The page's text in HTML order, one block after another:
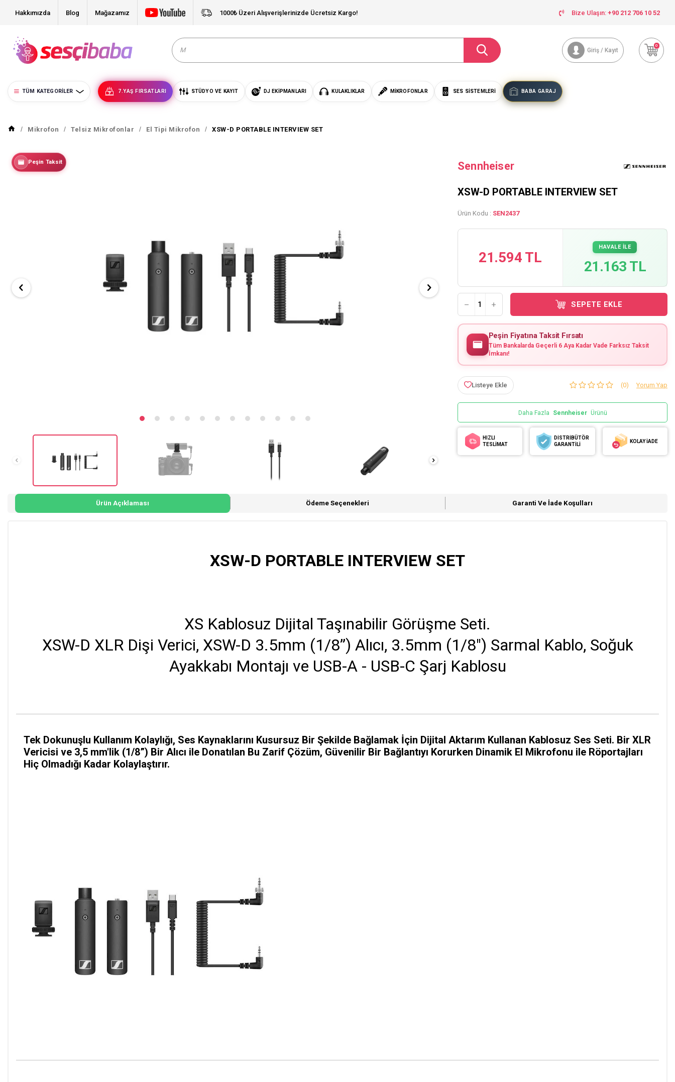
Hakkımızda Blog Mağazamız 1000₺ Üzeri Alışverişlerinizde Ücretsiz Kargo! Bize Ulaşın: +90 212 706 10 52
Giriş / Kayıt
0
TÜM KATEGORILER 7.YAŞ FIRSATLARI STÜDYO VE KAYIT DJ EKIPMANLARI KULAKLIKLAR MIKROFONLAR SES SISTEMLERI BABA GARAJ
Mikrofon Telsiz Mikrofonlar El Tipi Mikrofon XSW-D PORTABLE INTERVIEW SET
Peşin Taksit Sennheiser
XSW-D PORTABLE INTERVIEW SET
Ürün Kodu : SEN2437
21.594 TL
HAVALE İLE
21.163 TL
SEPETE EKLE
Peşin Fiyatına Taksit Fırsatı
Tüm Bankalarda Geçerli 6 Aya Kadar Vade Farksız Taksit
İmkanı!
Listeye Ekle (0) Yorum Yap
Daha Fazla Sennheiser Ürünü
HIZLI
TESLİMAT
DİSTRİBÜTÖR
GARANTİLİ
KOLAY İADE
Ürün Açıklaması Ödeme Seçenekleri Garanti Ve İade Koşulları
XSW-D PORTABLE INTERVIEW SET
XS Kablosuz Dijital Taşınabilir Görüşme Seti.
XSW-D XLR Dişi Verici, XSW-D 3.5mm (1/8”) Alıcı, 3.5mm (1/8") Sarmal Kablo, Soğuk
Ayakkabı Montajı ve USB-A - USB-C Şarj Kablosu
Tek Dokunuşlu Kullanım Kolaylığı, Ses Kaynaklarını Kusursuz Bir Şekilde Bağlamak İçin Dijital Aktarım Kullanan Kablosuz Ses Seti. Bir XLR
Vericisi ve 3,5 mm'lik (1/8”) Bir Alıcı ile Donatılan Bu Zarif Çözüm, Güvenilir Bir Bağlantıyı Korurken Dinamik El Mikrofonu ile Röportajları
Hiç Olmadığı Kadar Kolaylaştırır.